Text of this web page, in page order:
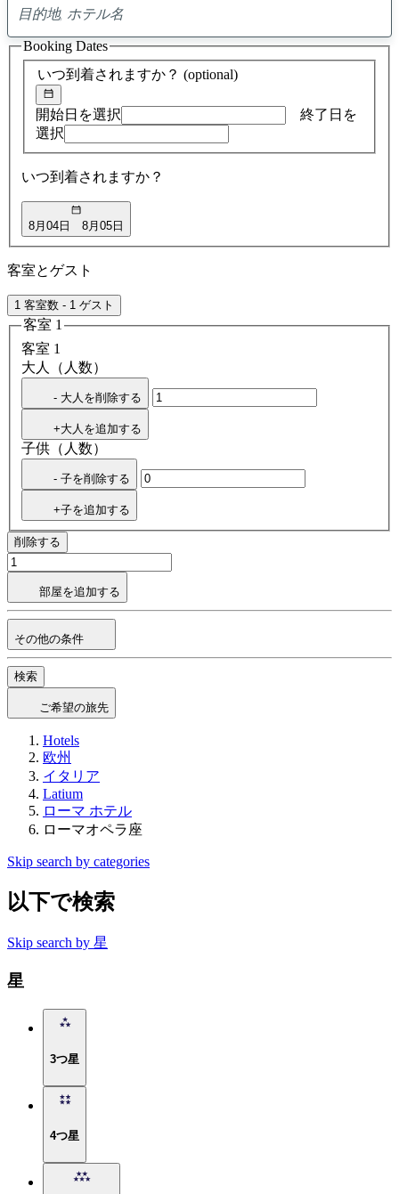
ア
ド
バ
イ
検
索
いつ到着されますか？ (optional)
開始日を選択
終了日を
選択
いつ到着されますか？
8月04日 8月05日
Booking Dates
客室とゲスト
1 客室数 - 1 ゲスト
客室 1
客室 1
大人（人数）
- 大人を削除する
+大人を追加する
子供（人数）
- 子を削除する
+子を追加する
削除する
部屋を追加する
その他の条件
検索
ご希望の旅先
Hotels
欧州
イタリア
Latium
ローマ ホテル
ローマオペラ座
Skip search by categories
以下で検索
Skip search by 星
星
3つ星
4つ星